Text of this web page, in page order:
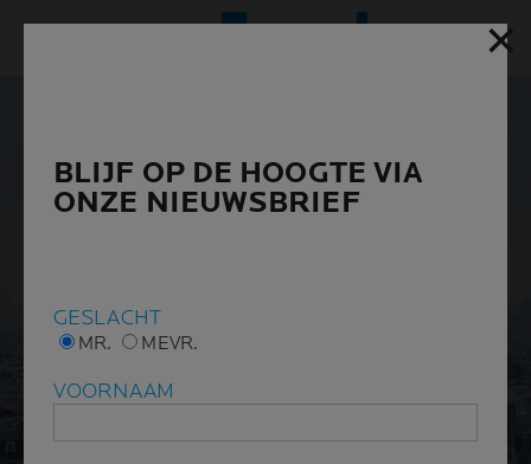
✕
BLIJF OP DE HOOGTE VIA
ONZE NIEUWSBRIEF
GESLACHT
MR. MEVR.
VOORNAAM
✕
BLIJF OP DE HOOGTE VIA
ONZE NIEUWSBRIEF
GESLACHT
MR. MEVR.
VOORNAAM